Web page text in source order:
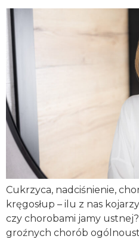
Cukrzyca, nadciśnienie,
kręgosłup – ilu z nas
czy chorobami jamy
groźnych chorób